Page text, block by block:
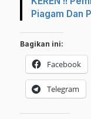
Piagam Dan
Bagikan ini:
Facebook
Telegram